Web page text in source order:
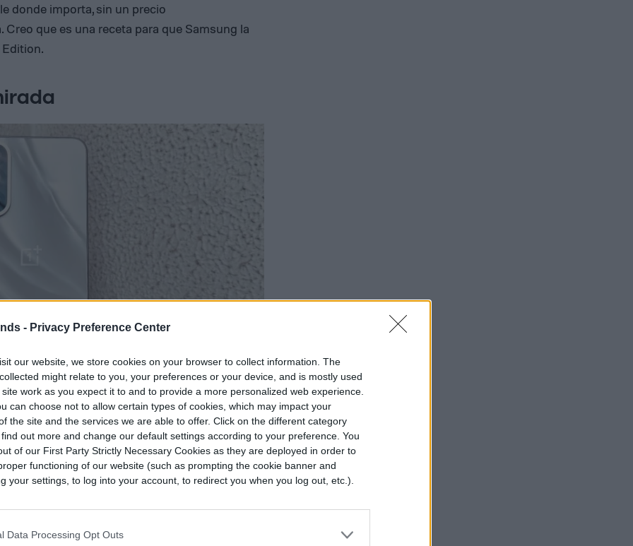
- Privacy Preference Center
our website, we store cookies on your browser to collect information. The
might relate to you, your preferences or your device, and is mostly used
work as you expect it to and to provide a more personalized web experience.
can choose not to allow certain types of cookies, which may impact your
the site and the services we are able to offer. Click on the different category
out more and change our default settings according to your preference. You
of our First Party Strictly Necessary Cookies as they are deployed in order to
functioning of our website (such as prompting the cookie banner and
your settings, to log into your account, to redirect you when you log out, etc.).
Data Processing Opt Outs
donde importa, sin un precio
que es una receta para que Samsung la
de autor
aspecto fundamental durante años, desde
teléfonos baratos hechos de plástico.
actual no es diferente.
un aspecto fresco, que es una desviación
metálico. La carcasa trasera es